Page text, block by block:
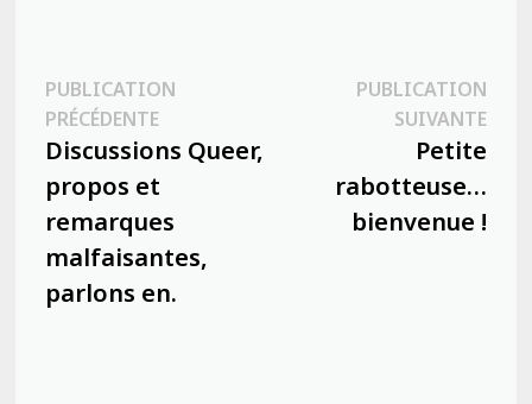
Navigation
de
l’article
PUBLICATION
PRÉCÉDENTEPublication
précédente :
Discussions Queer,
propos et
remarques
malfaisantes,
parlons en.
PUBLICATION
SUIVANTE
Petite
rabotteuse…
bienvenue !